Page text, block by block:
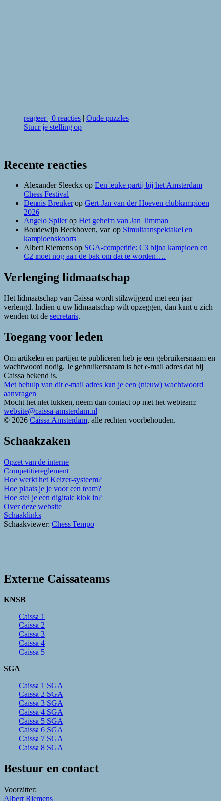
reageer| 0 reacties | Oude puzzles
Stuur je stelling op
Recente reacties
Alexander Sleeckx op Een leuke partij bij het Amsterdam
Chess Festival
Dennis Breukerop Gert-Jan van der Hoeven clubkampioen
2026
Angelo Spilerop Het geheim van Jan Timman
Boudewijn Beckhoven, van op Simultaanspektakel en
kampioenskoorts
Albert Riemens op SGA-competitie: C3 bijna kampioen en
C2 moet nog aan de bak om dat te worden….
Verlenging lidmaatschap
Het lidmaatschap van Caissa wordt stilzwijgend met een jaar
verlengd. Indien u uw lidmaatschap wilt opzeggen, dan kunt u zich
wenden tot de secretaris.
Toegang voor leden
Om artikelen en partijen te publiceren heb je een gebruikersnaam en
wachtwoord nodig. Je gebruikersnaam is het e-mail adres dat bij
Caissa bekend is.
Met behulp van dit e-mail adres kun je een (nieuw) wachtwoord
aanvragen.
Mocht het niet lukken, neem dan contact op met het webteam:
website@caissa-amsterdam.nl
© 2026 Caissa Amsterdam, alle rechten voorbehouden.
Schaakzaken
Opzet van de interne
Competitiereglement
Hoe werkt het Keizer-systeem?
Hoe plaats je je voor een team?
Hoe stel je een digitale klok in?
Over deze website
Schaaklinks
Schaakviewer: Chess Tempo
Externe Caissateams
KNSB
Caissa 1
Caissa 2
Caissa 3
Caissa 4
Caissa 5
SGA
Caissa 1 SGA
Caissa 2 SGA
Caissa 3 SGA
Caissa 4 SGA
Caissa 5 SGA
Caissa 6 SGA
Caissa 7 SGA
Caissa 8 SGA
Bestuur en contact
Voorzitter:
Albert Riemens